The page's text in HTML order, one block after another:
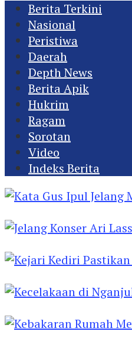
Berita Terkini
Nasional
Peristiwa
Daerah
Depth News
Berita Apik
Hukrim
Ragam
Sorotan
Video
Indeks Berita